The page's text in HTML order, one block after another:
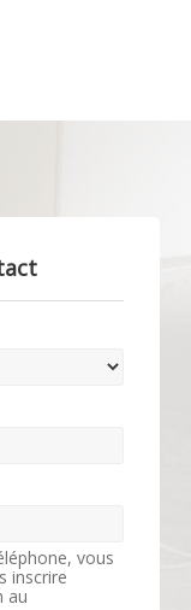
vous
inscrire
au